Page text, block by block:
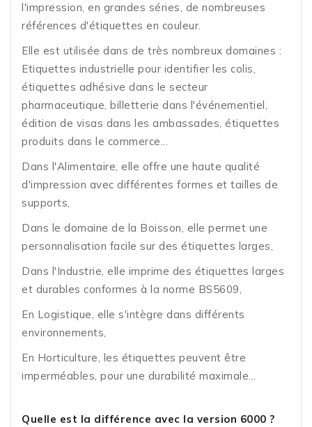
l'impression, en grandes séries, de nombreuses
références d'étiquettes en couleur.
Elle est utilisée dans de très nombreux domaines :
Etiquettes industrielle pour identifier les colis,
étiquettes adhésive dans le secteur
pharmaceutique, billetterie dans l'événementiel,
édition de visas dans les ambassades, étiquettes
produits dans le commerce...
Dans l'Alimentaire, elle offre une haute qualité
d'impression avec différentes formes et tailles de
supports,
Dans le domaine de la Boisson, elle permet une
personnalisation facile sur des étiquettes larges,
Dans l'Industrie, elle imprime des étiquettes larges
et durables conformes à la norme BS5609,
En Logistique, elle s'intègre dans différents
environnements,
En Horticulture, les étiquettes peuvent être
imperméables, pour une durabilité maximale...
Quelle est la différence avec la version 6000 ?